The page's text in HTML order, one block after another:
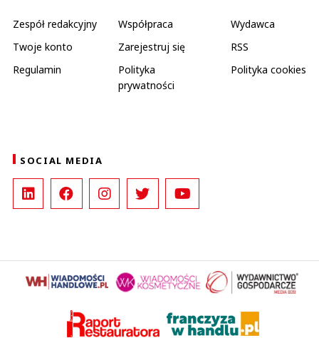
Zespół redakcyjny Współpraca
Wydawca
Twoje konto
Zarejestruj się
RSS
Regulamin
Polityka
prywatności
Polityka cookies
SOCIAL MEDIA